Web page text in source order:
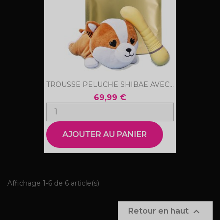
TROUSSE PELUCHE SHIBAE AVEC...
69,99 €
AJOUTER AU PANIER
Affichage 1-6 de 6 article(s)
Retour en haut 